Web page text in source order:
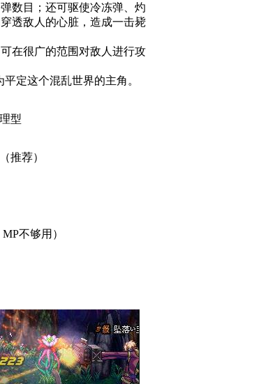
数目；还可驱使冷冻弹、灼
透敌人的心脏，造成一击毙
在很广的范围对敌人进行攻
定这个混乱世界的主角。
型
推荐）
不够用）